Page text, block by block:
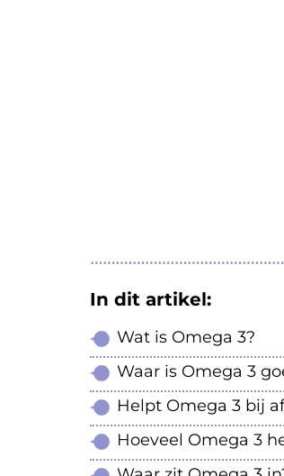
In dit artikel:
Wat is Omega 3?
Waar is Omega 3
Helpt Omega 3 bij
Hoeveel Omega 3